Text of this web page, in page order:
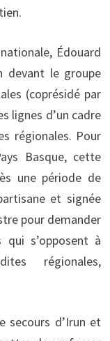
Édouard
devant le groupe
(coprésidé par
lignes d’un cadre
régionales. Pour
Basque, cette
une période de
et signée
pour demander
s’opposent à
régionales,
secours d’Irun et